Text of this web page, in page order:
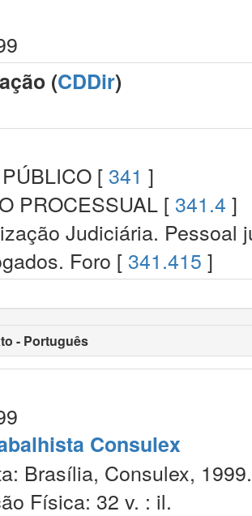
(CDDir)
[ 341 ]
PROCESSUAL [ 341.4 ]
Judiciária. Pessoal
Foro [ 341.415 ]
- Português
Consulex
Brasília, Consulex, 1999.
Física: 32 v. : il.